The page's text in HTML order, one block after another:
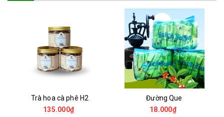
Trà hoa cà phê H2
135.000₫
Đường Que
18.000₫